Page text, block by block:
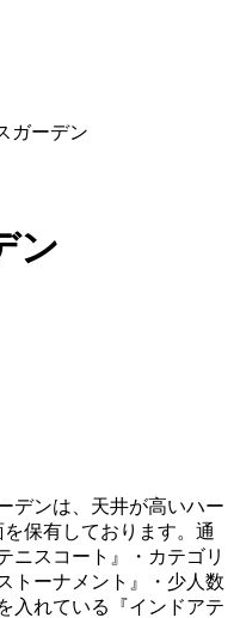
ガーデン
ン
デンは、天井が高いハー
保有しております。通
ニスコート』・カテゴリ
トーナメント』・少人数
入れている『インドアテ